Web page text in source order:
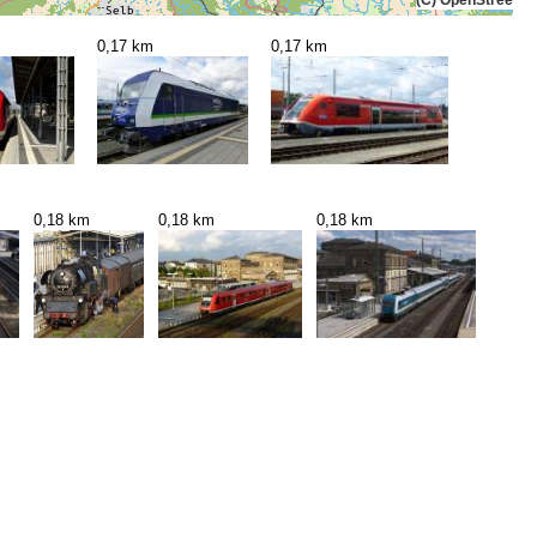
0,17 km 0,17 km
0,18 km 0,18 km 0,18 km